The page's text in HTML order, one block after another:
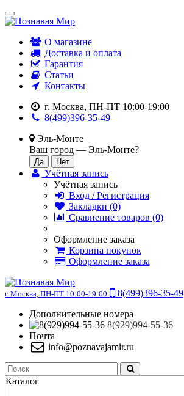
О магазине
Доставка и оплата
Гарантия
Статьи
Контакты
г. Москва, ПН-ПТ 10:00-19:00
8(499)396-35-49
Эль-Монте
Ваш город — Эль-Монте?
Учётная запись
Учётная запись
Вход / Регистрация
Закладки (0)
Сравнение товаров (0)
Оформление заказа
Корзина покупок
Оформление заказа
г. Москва, ПН-ПТ 10:00-19:00
8(499)396-35-49
Дополнительные номера
8(929)994-55-36
Почта
info@poznavajamir.ru
Каталог